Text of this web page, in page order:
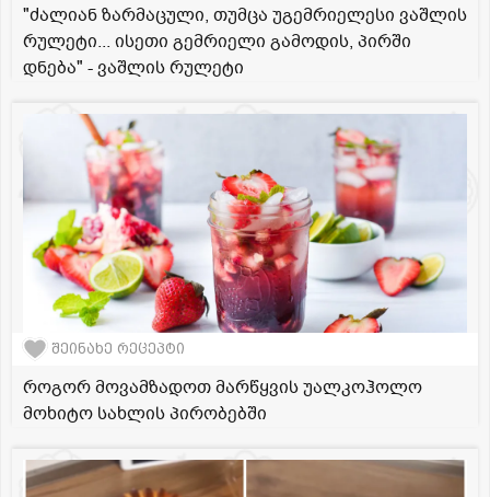
"ძალიან ზარმაცული, თუმცა უგემრიელესი ვაშლის
რულეტი... ისეთი გემრიელი გამოდის, პირში
დნება" - ვაშლის რულეტი
შეინახე რეცეპტი
როგორ მოვამზადოთ მარწყვის უალკოჰოლო
მოხიტო სახლის პირობებში